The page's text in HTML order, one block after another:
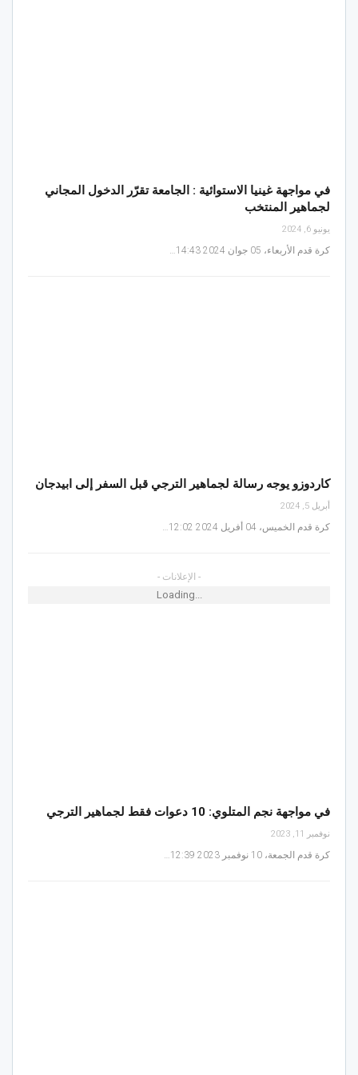
في مواجهة غينيا الاستوائية : الجامعة تقرّر الدخول المجاني
لجماهير المنتخب
يونيو 6, 2024
كرة قدم الأربعاء، 05 جوان 2024 14:43…
كاردوزو يوجه رسالة لجماهير الترجي قبل السفر إلى ابيدجان
أبريل 5, 2024
كرة قدم الخميس، 04 أفريل 2024 12:02…
- الإعلانات -
Loading...
في مواجهة نجم المتلوي: 10 دعوات فقط لجماهير الترجي
نوفمبر 11, 2023
كرة قدم الجمعة، 10 نوفمبر 2023 12:39…